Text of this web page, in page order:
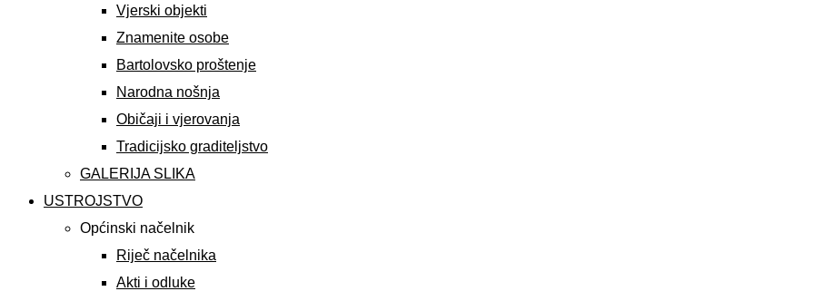
Vjerski objekti
Znamenite osobe
Bartolovsko proštenje
Narodna nošnja
Običaji i vjerovanja
Tradicijsko graditeljstvo
GALERIJA SLIKA
USTROJSTVO
Općinski načelnik
Riječ načelnika
Akti i odluke